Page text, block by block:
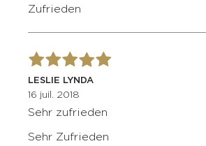
Zufrieden
LESLIE LYNDA
16 juil. 2018
Sehr zufrieden
Sehr Zufrieden